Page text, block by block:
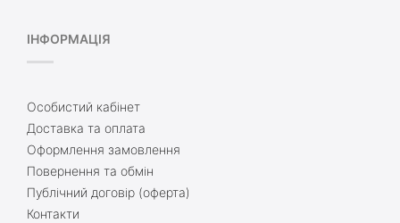
ІНФОРМАЦІЯ
Особистий кабінет
Доставка та оплата
Оформлення замовлення
Повернення та обмін
Публічний договір (оферта)
Контакти